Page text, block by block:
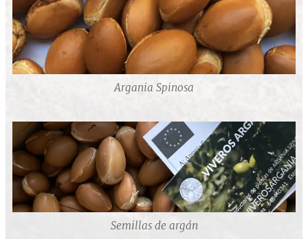
Argania Spinosa
Semillas de argán